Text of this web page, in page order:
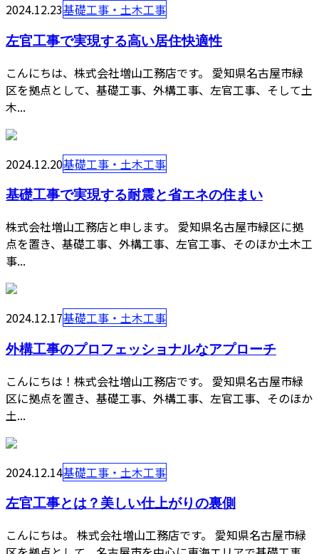
2024.12.23基礎工事・土木工事
左官工事で実現する高い居住快適性
こんにちは、株式会社増山工務店です。 愛知県名古屋市緑
区を拠点として、基礎工事、外構工事、左官工事、そして土
木...
2024.12.20基礎工事・土木工事
基礎工事で実現する耐震と省エネの住まい
株式会社増山工務店と申します。 愛知県名古屋市緑区に拠
点を置き、基礎工事、外構工事、左官工事、そのほか土木工
事...
2024.12.17基礎工事・土木工事
外構工事のプロフェッショナルなアプローチ
こんにちは！株式会社増山工務店です。 愛知県名古屋市緑
区に拠点を置き、基礎工事、外構工事、左官工事、そのほか
土...
2024.12.14基礎工事・土木工事
左官工事とは？美しい仕上がりの裏側
こんにちは。 株式会社増山工務店です。 愛知県名古屋市緑